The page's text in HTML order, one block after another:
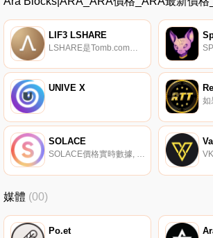
LIF3 LSHARE
LSHARE是Tomb.com在Cemetery上的發射令牌,也是TombChain上LIF3 Swap上的發射代幣.
UNIVE X
SOLACE
SOLACE價格實時數據, 什么是Solace協議（SOLACE）？Solace是一個旨在創造DeFi保險未來的保險協議。該協議通過一個智能的單一政策幫助您保護您的資金免受180多個協議的智能合約利用,該政策可根據您的頭寸變化自動調整覆蓋范圍.
媒體 (00)
Po.et